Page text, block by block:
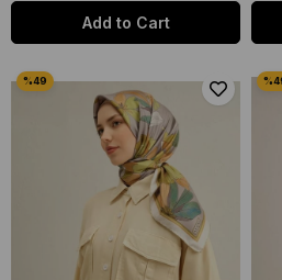
Add to Cart